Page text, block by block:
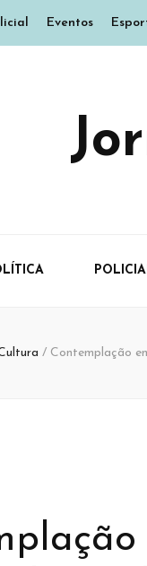
Eventos
/ Contemplação